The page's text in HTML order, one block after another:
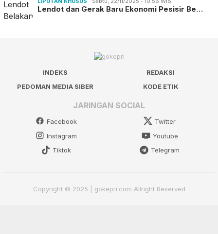
Lendot dan Gerak Baru Ekonomi Pesisir Be…
INDEKS
REDAKSI
PEDOMAN MEDIA SIBER
KODE ETIK
JARINGAN SOCIAL
Facebook
Twitter
Instagram
Youtube
Tiktok
Telegram
Copyright © 2025 | gokepri.com Allright Reserved